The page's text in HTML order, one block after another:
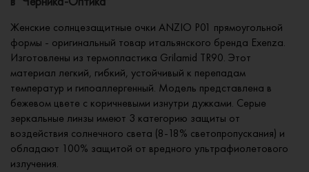
Женские солнцезащитные очки ANZIO P01 прямоугольной
формы - оригинальный товар итальянского бренда Exenza.
Изготовлены из термопластика Grilamid TR90. Этот
материал легкий, гибкий, устойчивый к перепадам
температур и гипоаллергенный. Модель представлена в
бежевом цвете с коричневыми изнутри дужками. Серые
зеркальные линзы имеют 3 категорию защиты от
воздействия солнечного света (8-18% светопропускания) и
обладают 100% защитой от вредного ультрафиолетового
излучения.